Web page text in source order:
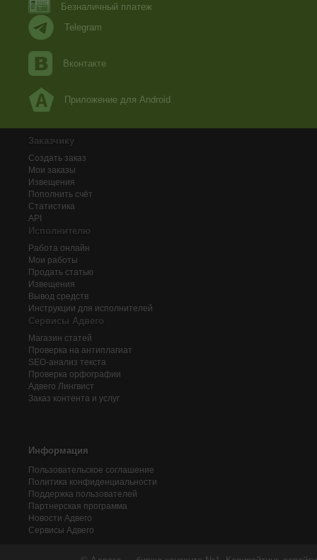
Безналичный платеж
Telegram
Вконтакте
Приложение для Android
Заказчику
Создать заказ
Мои заказы
Извещения
Пополнить счёт
Статистика
API
Исполнителю
Работа онлайн
Мои работы
Продать статью
Извещения
Вывод средств
Инструкции для исполнителей
Сервисы Адвего
Магазин статей
Проверка на антиплагиат
SEO-анализ текста
Проверка орфографии
Адвего Лингвист
Заказ контента и услуг
Информация
Пользовательское соглашение
Политика конфиденциальности
Поддержка пользователей
Партнерская программа
Новости Адвего
Сервисы Адвего